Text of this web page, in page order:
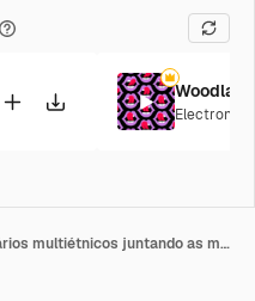
Electronic
Plano aproximado de funcionários multiétnicos juntando as mãos